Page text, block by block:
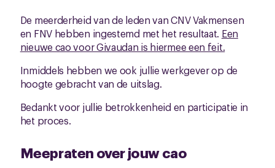
De meerderheid van de leden van CNV Vakmensen
en FNV hebben ingestemd met het resultaat. Een
nieuwe cao voor Givaudan is hiermee een feit.
Inmiddels hebben we ook jullie werkgever op de
hoogte gebracht van de uitslag.
Bedankt voor jullie betrokkenheid en participatie in
het proces.
Meepraten over jouw cao